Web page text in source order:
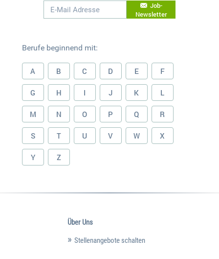
Job-
Newsletter
Berufe beginnend mit:
A B C D E F
G H I J K L
M N O P Q R
S T U V W X
Y Z
Über Uns
Stellenangebote schalten